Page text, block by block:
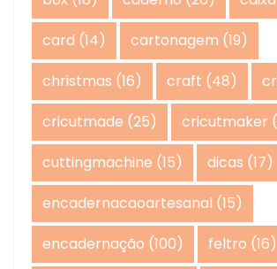
card (14) cartonagem (19)
christmas (16) craft (48)
cricutmade (25) cricutmaker
cuttingmachine (15) dicas (17)
encadernacaoartesanal (15)
encadernação (100) feltro (16)